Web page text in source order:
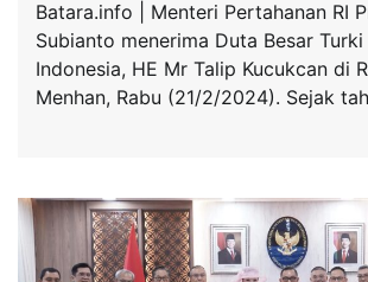
Batara.info | Menteri Pertahanan RI
Subianto menerima Duta Besar
Indonesia, HE Mr Talip Kucukcan di
Menhan, Rabu (21/2/2024). Sejak